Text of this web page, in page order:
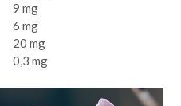
9 mg
6 mg
20 mg
0,3 mg